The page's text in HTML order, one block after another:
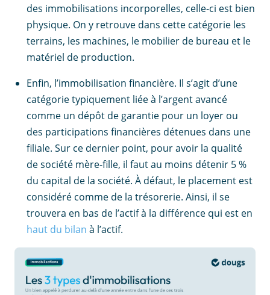
des immobilisations incorporelles, celle-ci est bien
physique. On y retrouve dans cette catégorie les
terrains, les machines, le mobilier de bureau et le
matériel de production.
Enfin, l’immobilisation financière. Il s’agit d’une
catégorie typiquement liée à l’argent avancé
comme un dépôt de garantie pour un loyer ou
des participations financières détenues dans une
filiale. Sur ce dernier point, pour avoir la qualité
de société mère-fille, il faut au moins détenir 5 %
du capital de la société. À défaut, le placement est
considéré comme de la trésorerie. Ainsi, il se
trouvera en bas de l’actif à la différence qui est en
haut du bilan à l’actif.